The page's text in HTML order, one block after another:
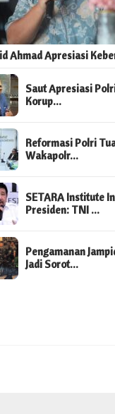
Ahmad Apresiasi
Saut Apresiasi
Korup…
Reformasi Polri
Wakapolr…
SETARA Institute
Presiden: TNI …
Pengamanan
Jadi Sorot…